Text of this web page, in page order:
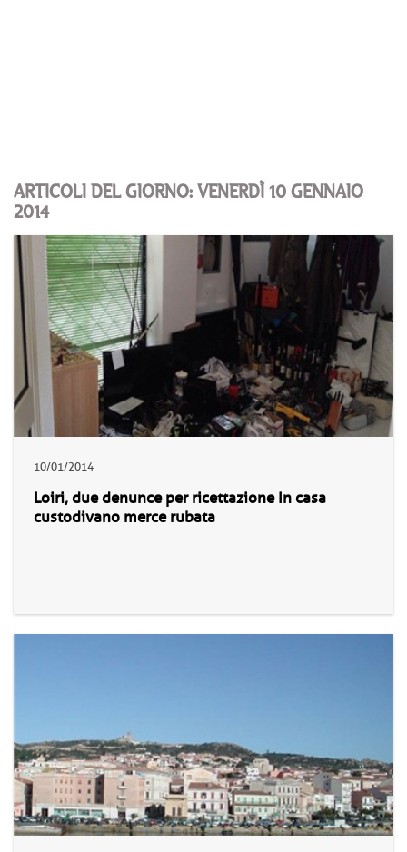
ARTICOLI DEL GIORNO: VENERDÌ 10 GENNAIO
2014
10/01/2014
Loiri, due denunce per ricettazione In casa
custodivano merce rubata